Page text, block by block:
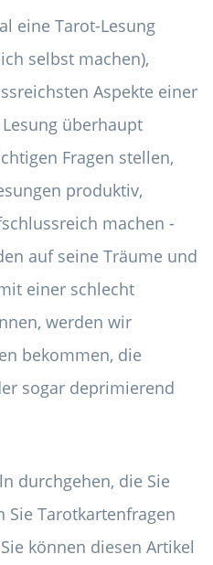
eine Tarot-Lesung
selbst machen),
Aspekte einer
überhaupt
Fragen stellen,
produktiv,
machen -
auf seine Träume und
einer schlecht
werden wir
bekommen, die
sogar deprimierend
durchgehen, die Sie
Sie Tarotkartenfragen
können diesen Artikel